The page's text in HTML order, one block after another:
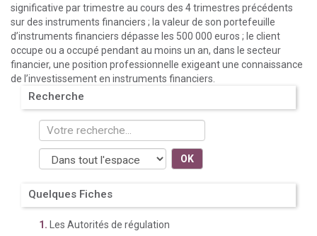
significative par trimestre au cours des 4 trimestres précédents
sur des instruments financiers ; la valeur de son portefeuille
d’instruments financiers dépasse les 500 000 euros ; le client
occupe ou a occupé pendant au moins un an, dans le secteur
financier, une position professionnelle exigeant une connaissance
de l’investissement en instruments financiers.
Recherche
OK
Quelques Fiches
Les Autorités de régulation